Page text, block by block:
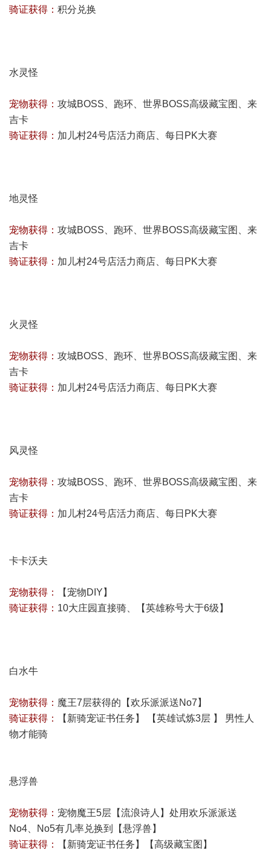
骑证获得： 积分兑换
水灵怪
宠物获得： 攻城BOSS、跑环、世界BOSS高级藏宝图、来
吉卡
骑证获得： 加儿村24号店活力商店、每日PK大赛
地灵怪
宠物获得： 攻城BOSS、跑环、世界BOSS高级藏宝图、来
吉卡
骑证获得： 加儿村24号店活力商店、每日PK大赛
火灵怪
宠物获得： 攻城BOSS、跑环、世界BOSS高级藏宝图、来
吉卡
骑证获得： 加儿村24号店活力商店、每日PK大赛
风灵怪
宠物获得： 攻城BOSS、跑环、世界BOSS高级藏宝图、来
吉卡
骑证获得： 加儿村24号店活力商店、每日PK大赛
卡卡沃夫
宠物获得：
【宠物DIY】
骑证获得： 10大庄园直接骑、【英雄称号大于6级】
白水牛
宠物获得： 魔王7层获得的【欢乐派派送No7】
骑证获得：
【新骑宠证书任务】 【英雄试炼3层 】 男性人
物才能骑
悬浮兽
宠物获得： 宠物魔王5层【流浪诗人】处用欢乐派派送
No4、No5有几率兑换到【悬浮兽】
骑证获得：
【新骑宠证书任务】【高级藏宝图】